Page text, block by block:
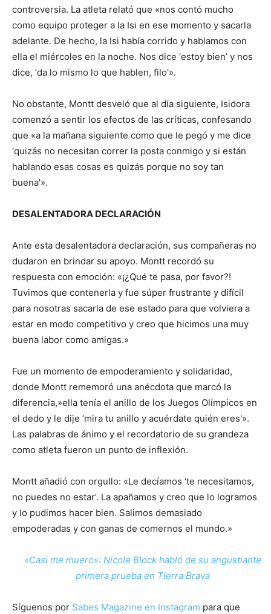
controversia. La atleta relató que «nos contó mucho
como equipo proteger a la Isi en ese momento y sacarla
adelante. De hecho, la Isi había corrido y hablamos con
ella el miércoles en la noche. Nos dice ‘estoy bien’ y nos
dice, ‘da lo mismo lo que hablen, filo'».
No obstante, Montt desveló que al día siguiente, Isidora
comenzó a sentir los efectos de las críticas, confesando
que «a la mañana siguiente como que le pegó y me dice
‘quizás no necesitan correr la posta conmigo y si están
hablando esas cosas es quizás porque no soy tan
buena'».
DESALENTADORA DECLARACIÓN
Ante esta desalentadora declaración, sus compañeras no
dudaron en brindar su apoyo. Montt recordó su
respuesta con emoción: «¡¿Qué te pasa, por favor?!
Tuvimos que contenerla y fue súper frustrante y difícil
para nosotras sacarla de ese estado para que volviera a
estar en modo competitivo y creo que hicimos una muy
buena labor como amigas.»
Fue un momento de empoderamiento y solidaridad,
donde Montt rememoró una anécdota que marcó la
diferencia,»ella tenía el anillo de los Juegos Olímpicos en
el dedo y le dije ‘mira tu anillo y acuérdate quién eres'».
Las palabras de ánimo y el recordatorio de su grandeza
como atleta fueron un punto de inflexión.
Montt añadió con orgullo: «Le decíamos ‘te necesitamos,
no puedes no estar’. La apañamos y creo que lo logramos
y lo pudimos hacer bien. Salimos demasiado
empoderadas y con ganas de comernos el mundo.»
«Casi me muero»: Nicole Block habló de su angustiante
primera prueba en Tierra Brava
Síguenos por Sabes Magazine en Instagram para que